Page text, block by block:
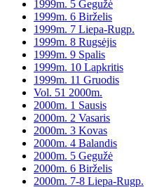
1999m. 5 Gegužė
1999m. 6 Birželis
1999m. 7 Liepa-Rugp.
1999m. 8 Rugsėjis
1999m. 9 Spalis
1999m. 10 Lapkritis
1999m. 11 Gruodis
Vol. 51 2000m.
2000m. 1 Sausis
2000m. 2 Vasaris
2000m. 3 Kovas
2000m. 4 Balandis
2000m. 5 Gegužė
2000m. 6 Birželis
2000m. 7-8 Liepa-Rugp.